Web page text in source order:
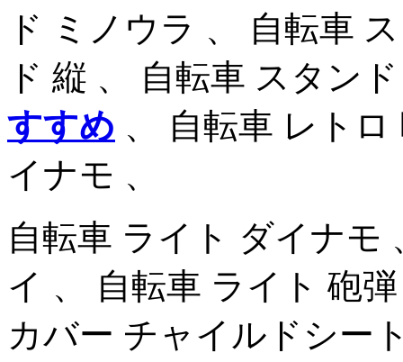
ド ミノウラ 、 自転車
ド 縦 、 自転車 スタン
すすめ 、 自転車 レト
イナモ 、
自転車 ライト ダイナモ
イ 、 自転車 ライト 砲
カバー チャイルドシー